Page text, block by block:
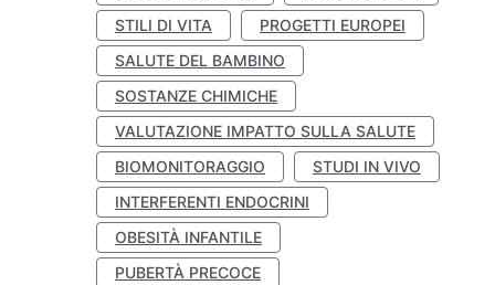
STILI DI VITA
PROGETTI EUROPEI
SALUTE DEL BAMBINO
SOSTANZE CHIMICHE
VALUTAZIONE IMPATTO SULLA SALUTE
BIOMONITORAGGIO
STUDI IN VIVO
INTERFERENTI ENDOCRINI
OBESITÀ INFANTILE
PUBERTÀ PRECOCE